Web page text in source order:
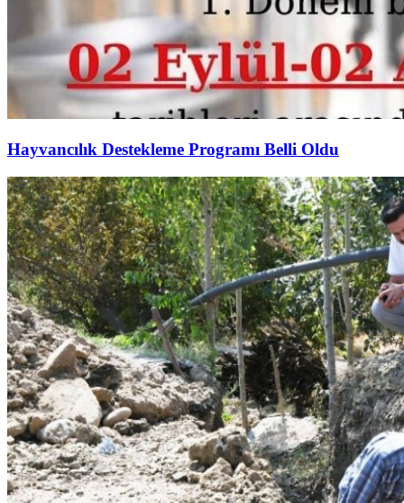
Hayvancılık Destekleme Programı Belli Oldu